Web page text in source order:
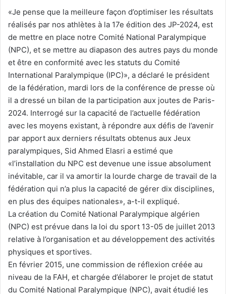
«Je pense que la meilleure façon d’optimiser les résultats
réalisés par nos athlètes à la 17e édition des JP-2024, est
de mettre en place notre Comité National Paralympique
(NPC), et se mettre au diapason des autres pays du monde
et être en conformité avec les statuts du Comité
International Paralympique (IPC)», a déclaré le président
de la fédération, mardi lors de la conférence de presse où
il a dressé un bilan de la participation aux joutes de Paris-
2024. Interrogé sur la capacité de l’actuelle fédération
avec les moyens existant, à répondre aux défis de l’avenir
par apport aux derniers résultats obtenus aux Jeux
paralympiques, Sid Ahmed Elasri a estimé que
«l’installation du NPC est devenue une issue absolument
inévitable, car il va amortir la lourde charge de travail de la
fédération qui n’a plus la capacité de gérer dix disciplines,
en plus des équipes nationales», a-t-il expliqué.
La création du Comité National Paralympique algérien
(NPC) est prévue dans la loi du sport 13-05 de juillet 2013
relative à l’organisation et au développement des activités
physiques et sportives.
En février 2015, une commission de réflexion créée au
niveau de la FAH, et chargée d’élaborer le projet de statut
du Comité National Paralympique (NPC), avait étudié les